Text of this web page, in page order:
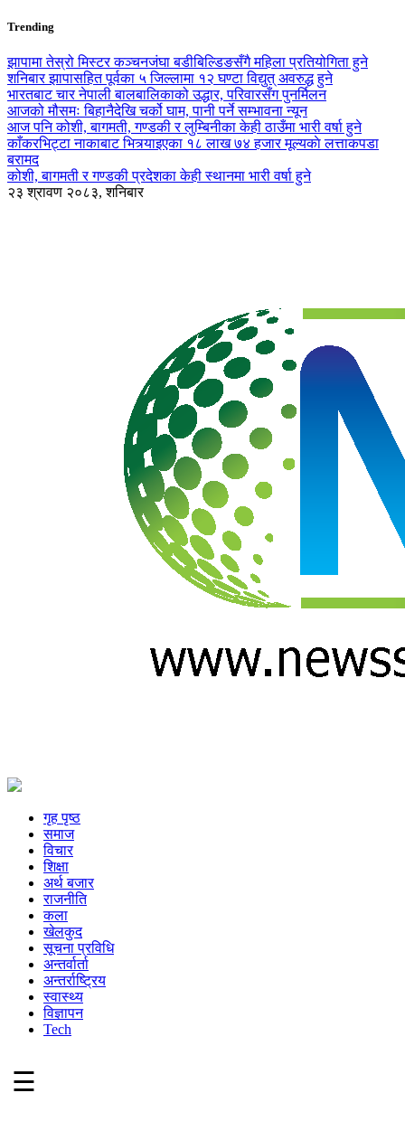
Trending
झापामा तेस्रो मिस्टर कञ्चनजंघा बडीबिल्डिङसँगै महिला प्रतियोगिता हुने
शनिबार झापासहित पूर्वका ५ जिल्लामा १२ घण्टा विद्युत् अवरुद्ध हुने
भारतबाट चार नेपाली बालबालिकाको उद्धार, परिवारसँग पुनर्मिलन
आजको मौसमः बिहानैदेखि चर्को घाम, पानी पर्ने सम्भावना न्यून
आज पनि कोशी, बागमती, गण्डकी र लुम्बिनीका केही ठाउँमा भारी वर्षा हुने
काँकरभिट्टा नाकाबाट भित्र्याइएका १८ लाख ७४ हजार मूल्यकाे लत्ताकपडा
बरामद
कोशी, बागमती र गण्डकी प्रदेशका केही स्थानमा भारी वर्षा हुने
२३ श्रावण २०८३, शनिबार
गृह पृष्ठ
समाज
विचार
शिक्षा
अर्थ बजार
राजनीति
कला
खेलकुद
सूचना प्रविधि
अन्तर्वार्ता
अन्तर्राष्ट्रिय
स्वास्थ्य
विज्ञापन
Tech
☰